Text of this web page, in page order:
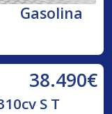
Gasolina
38.490€
S T